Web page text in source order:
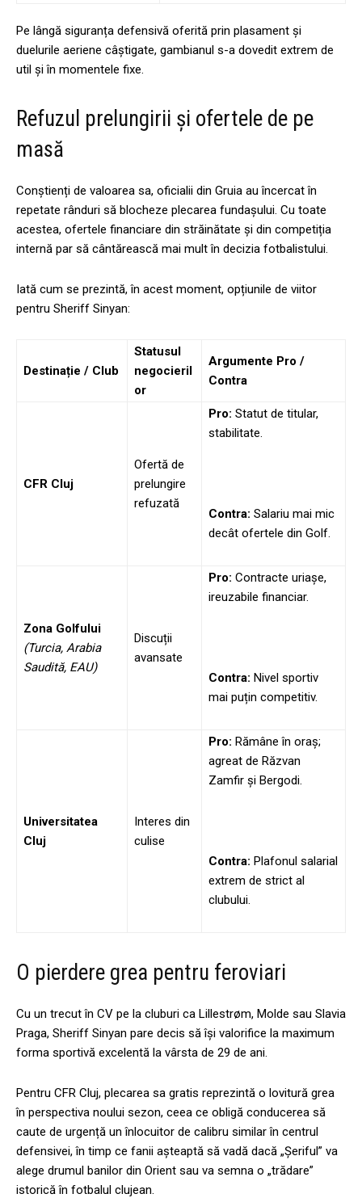
Pe lângă siguranța defensivă oferită prin plasament și
duelurile aeriene câștigate, gambianul s-a dovedit extrem de
util și în momentele fixe.
Refuzul prelungirii și ofertele de pe
masă
Conștienți de valoarea sa, oficialii din Gruia au încercat în
repetate rânduri să blocheze plecarea fundașului. Cu toate
acestea, ofertele financiare din străinătate și din competiția
internă par să cântărească mai mult în decizia fotbalistului.
Iată cum se prezintă, în acest moment, opțiunile de viitor
pentru Sheriff Sinyan:
Destinație / Club
Statusul
negocieril
or
Argumente Pro /
Contra
CFR Cluj
Ofertă de
prelungire
refuzată
Pro: Statut de titular,
stabilitate.
Contra: Salariu mai mic
decât ofertele din Golf.
Zona Golfului
(Turcia, Arabia
Saudită, EAU)
Discuții
avansate
Pro: Contracte uriașe,
ireuzabile financiar.
Contra: Nivel sportiv
mai puțin competitiv.
Universitatea
Cluj
Interes din
culise
Pro: Rămâne în oraș;
agreat de Răzvan
Zamfir și Bergodi.
Contra: Plafonul salarial
extrem de strict al
clubului.
O pierdere grea pentru feroviari
Cu un trecut în CV pe la cluburi ca Lillestrøm, Molde sau Slavia
Praga, Sheriff Sinyan pare decis să își valorifice la maximum
forma sportivă excelentă la vârsta de 29 de ani.
Pentru CFR Cluj, plecarea sa gratis reprezintă o lovitură grea
în perspectiva noului sezon, ceea ce obligă conducerea să
caute de urgență un înlocuitor de calibru similar în centrul
defensivei, în timp ce fanii așteaptă să vadă dacă „Șeriful” va
alege drumul banilor din Orient sau va semna o „trădare”
istorică în fotbalul clujean.